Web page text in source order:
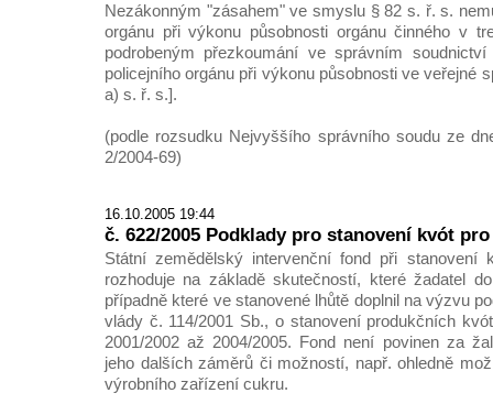
Nezákonným "zásahem" ve smyslu § 82 s. ř. s.
orgánu při výkonu působnosti orgánu činného v
podrobeným přezkoumání ve správním
policejního orgánu při výkonu působnosti ve veřejné
a) s. ř. s.].
(podle rozsudku Nejvyššího správního soudu ze
2/2004-69)
16.10.2005 19:44
č. 622/2005 Podklady pro stanovení kvót
Státní zemědělský intervenční fond při stanovení
rozhoduje na základě skutečností, které žadatel
případně které ve stanovené lhůtě doplnil na výzvu
vlády č. 114/2001 Sb., o stanovení produkčních
2001/2002 až 2004/2005. Fond není povinen za
jeho dalších záměrů či možností, např. ohledně
výrobního zařízení cukru.